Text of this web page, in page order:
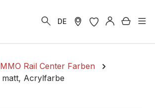
DE
Rail Center Farben
Acrylfarbe